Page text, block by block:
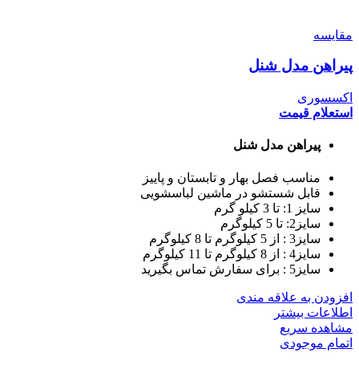
مقایسه
پیراهن مدل شنل
اکسسوری
استعلام قیمت
پیراهن مدل شنل
مناسب فصل بهار و تابستان و پاییز
قابل شستشو در ماشین لباسشویی
سایز 1: تا 3 کیلو گرم
سایز2: تا 5 کیلوگرم
سایز3 : از 5 کیلوگرم تا 8 کیلوگرم
سایز4 : از 8 کیلوگرم تا 11 کیلوگرم
سایز5 : برای سفارش تماس بگیرید
افزودن به علاقه مندی
اطلاعات بیشتر
مشاهده سریع
اتمام موجودی